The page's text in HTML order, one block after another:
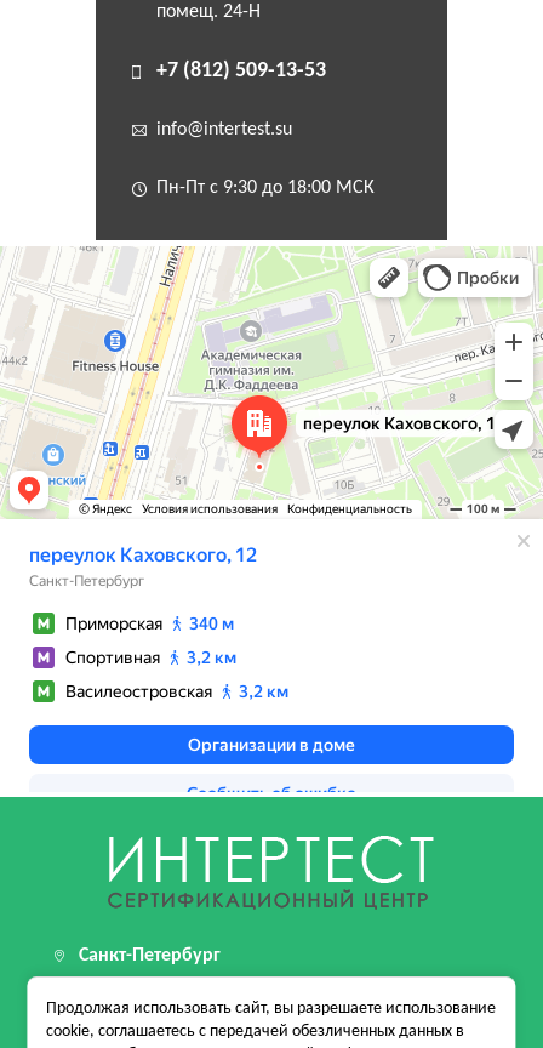
Санкт‑Петербург
Переулок Каховского, 12 — Яндекс Карты
помещ. 24-Н
+7 (812) 509-13-53
info@intertest.su
Пн-Пт с 9:30 до 18:00 МСК
Санкт-Петербург
стр. 1, помещ. 24-Н
Продолжая использовать сайт, вы разрешаете использование
cookie, соглашаетесь с передачей обезличенных данных в